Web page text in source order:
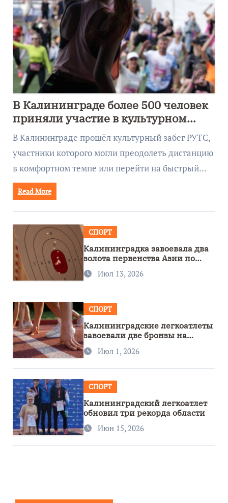
В Калининграде более 500 человек
приняли участие в культурном
забеге
В Калининграде прошёл культурный забег РУТС,
участники которого могли преодолеть дистанцию
в комфортном темпе или перейти на быстрый…
Read More
СПОРТ
Калининградка завоевала два
золота первенства Азии по
метанию ножа
Июл 13, 2026
СПОРТ
Калининградские легкоатлеты
завоевали две бронзы на
первенстве России
Июл 1, 2026
СПОРТ
Калининградский легкоатлет
обновил три рекорда области
Июн 15, 2026